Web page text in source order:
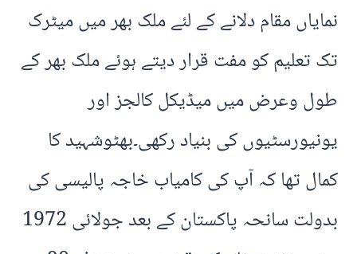
نمایاں مقام دلانے کے لئے ملک بھر میں میٹرک
تک تعلیم کو مفت قرار دیتے ہوئے ملک بھر کے
طول وعرض میں میڈیکل کالجز اور
یونیورسٹیوں کی بنیاد رکھی۔بھٹوشہید کا
کمال تھا کہ آپ کی کامیاب خاجہ پالیسی کی
بدولت سانحہ پاکستان کے بعد جولائی 1972